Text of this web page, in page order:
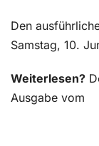
Den
Samstag, 10.
Weiterlesen?
Ausgabe vom